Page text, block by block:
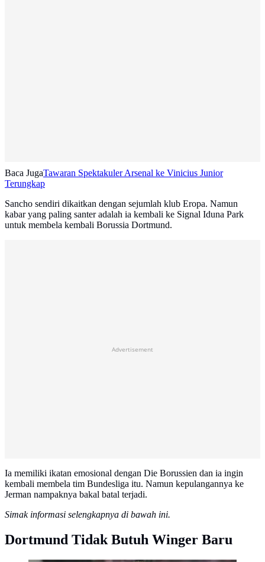
Baca JugaTawaran Spektakuler Arsenal ke Vinicius Junior
Terungkap
Sancho sendiri dikaitkan dengan sejumlah klub Eropa. Namun
kabar yang paling santer adalah ia kembali ke Signal Iduna Park
untuk membela kembali Borussia Dortmund.
Advertisement
Ia memiliki ikatan emosional dengan Die Borussien dan ia ingin
kembali membela tim Bundesliga itu. Namun kepulangannya ke
Jerman nampaknya bakal batal terjadi.
Simak informasi selengkapnya di bawah ini.
Dortmund Tidak Butuh Winger Baru